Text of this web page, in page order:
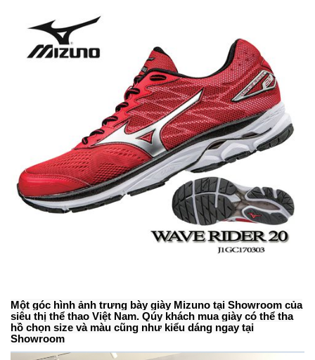
Một góc hình ảnh trưng bày giày Mizuno tại Showroom của
siêu thị thể thao Việt Nam. Qúy khách mua giày có thể tha
hồ chọn size và màu cũng như kiểu dáng ngay tại
Showroom